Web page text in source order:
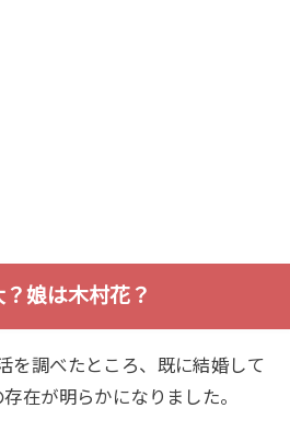
娘は木村花？
を調べたところ、既に結婚して
在が明らかになりました。